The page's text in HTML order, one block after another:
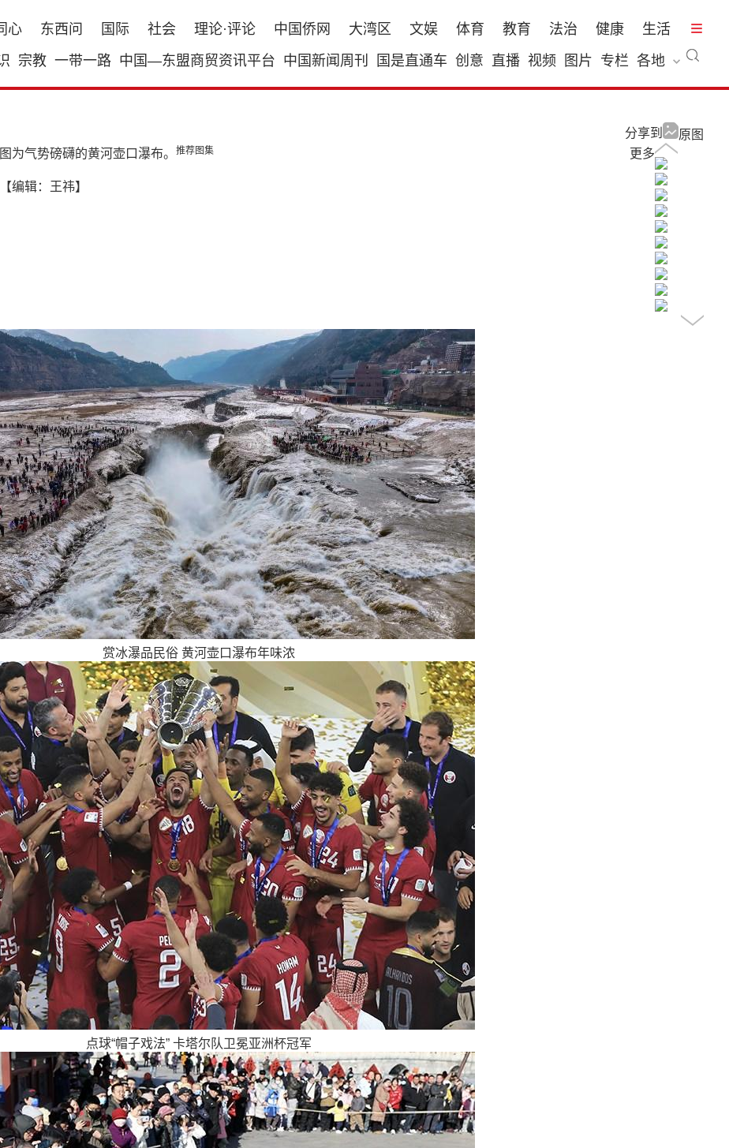
心 东西问 国际 社会 理论·评论 中国侨网 大湾区 文娱 体育 教育 法治 健康
生活
宗教 一带一路 中国—东盟商贸资讯平台 中国新闻周刊 国是直通车 创意 直播 视频 图片 专栏 各地
原图
分享到
图为气势磅礴的黄河壶口瀑布。
【编辑：王祎】
推荐图集 更多
赏冰瀑品民俗 黄河壶口瀑布年味浓
点球“帽子戏法” 卡塔尔队卫冕亚洲杯冠军